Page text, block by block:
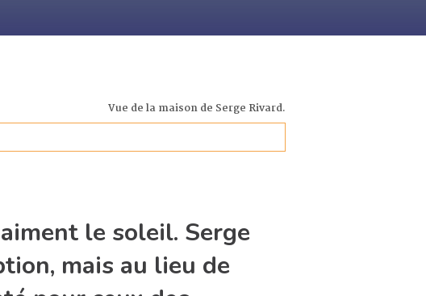
Vue de la maison de Serge Rivard.
le soleil. Serge
mais au lieu de